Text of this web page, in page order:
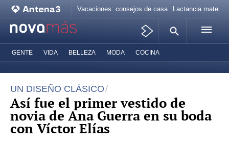
Vacaciones: consejos de casa Lactancia materna
GENTE VIDA BELLEZA MODA COCINA
UN DISEÑO CLÁSICO
Así fue el primer vestido de
novia de Ana Guerra en su boda
con Víctor Elías